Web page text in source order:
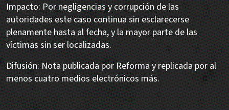
Impacto: Por negligencias y corrupción de las
autoridades este caso continua sin esclarecerse
plenamente hasta al fecha, y la mayor parte de las
víctimas sin ser localizadas.
Difusión: Nota publicada por Reforma y replicada por al
menos cuatro medios electrónicos más.